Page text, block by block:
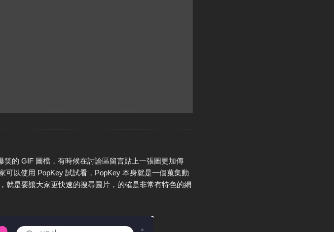
的 GIF 圖檔，有時候在討論區留言貼上一張圖更加傳
以使用 PopKey 試試看，PopKey 本身就是一個蒐集動
就是要讓大家更快速的搜尋圖片，的確是非常有特色的網